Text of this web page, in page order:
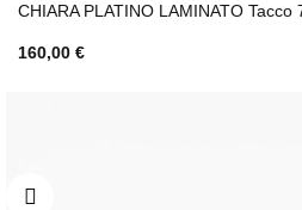
CHIARA PLATINO LAMINATO Tacco
160,00 €